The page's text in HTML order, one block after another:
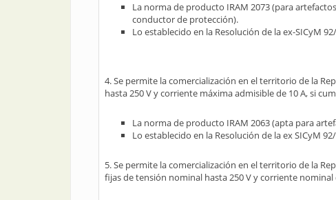
La norma de producto IRAM 2073 (para
conductor de protección).
Lo establecido en la Resolución de la ex-SICyM
4. Se permite la comercialización en el territorio de la
hasta 250 V y corriente máxima admisible de 10 A, si
La norma de producto IRAM 2063 (apta para
Lo establecido en la Resolución de la ex SICyM
5. Se permite la comercialización en el territorio de la
fijas de tensión nominal hasta 250 V y corriente nominal